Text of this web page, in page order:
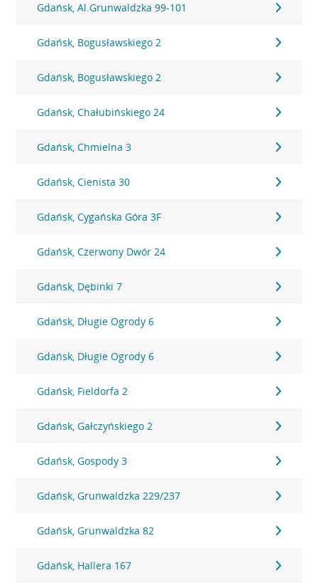
Gdańsk, Al.Grunwaldzka 99-101
Gdańsk, Bogusławskiego 2
Gdańsk, Bogusławskiego 2
Gdańsk, Chałubińskiego 24
Gdańsk, Chmielna 3
Gdańsk, Cienista 30
Gdańsk, Cygańska Góra 3F
Gdańsk, Czerwony Dwór 24
Gdańsk, Dębinki 7
Gdańsk, Długie Ogrody 6
Gdańsk, Długie Ogrody 6
Gdańsk, Fieldorfa 2
Gdańsk, Gałczyńskiego 2
Gdańsk, Gospody 3
Gdańsk, Grunwaldzka 229/237
Gdańsk, Grunwaldzka 82
Gdańsk, Hallera 167